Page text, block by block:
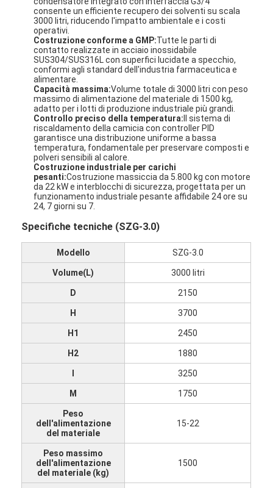
Casa
Prodotti
Chi siamo
Fatory Tour
Controllo di qualità
Contattaci
notizie
Tutti i casi
Essiccatore di spruzzo centrifugo ad alta velocità
Essiccatore a letto fluidizzato di vibrazione
consente un efficiente recupero dei solventi su scala
3000 litri, riducendo l'impatto ambientale e i costi
operativi.
Costruzione conforme a GMP:Tutte le parti di
contatto realizzate in acciaio inossidabile
SUS304/SUS316L con superfici lucidate a specchio,
conformi agli standard dell'industria farmaceutica e
alimentare.
Capacità massima:Volume totale di 3000 litri con peso
massimo di alimentazione del materiale di 1500 kg,
adatto per i lotti di produzione industriale più grandi.
Controllo preciso della temperatura: Il sistema di
riscaldamento della camicia con controller PID
garantisce una distribuzione uniforme a bassa
temperatura, fondamentale per preservare composti e
polveri sensibili al calore.
Costruzione industriale per carichi
pesanti:Costruzione massiccia da 5.800 kg con motore
da 22 kW e interblocchi di sicurezza, progettata per un
funzionamento industriale pesante affidabile 24 ore su
24, 7 giorni su 7.
Specifiche tecniche (SZG-3.0)
Modello SZG-3.0
Volume(L) 3000 litri
D 2150
H 3700
H1 2450
H2 1880
3250
M 1750
Peso
dell'alimentazione
del materiale
15-22
Peso massimo
dell'alimentazione
del materiale (kg)
1500